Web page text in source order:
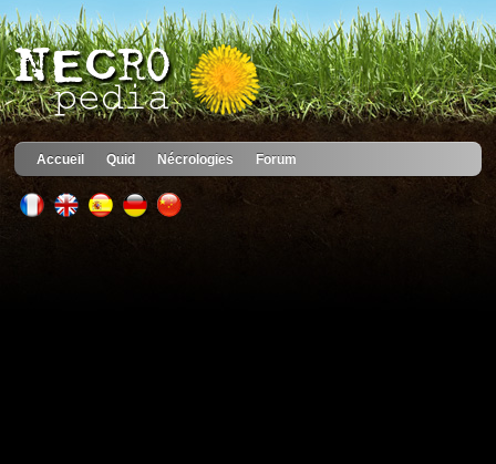
Accueil Quid Nécrologies Forum